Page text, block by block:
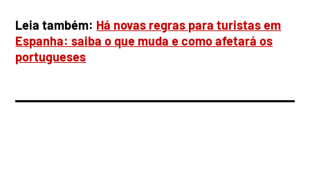
Leia também: Há novas regras para turistas em
Espanha: saiba o que muda e como afetará os
portugueses